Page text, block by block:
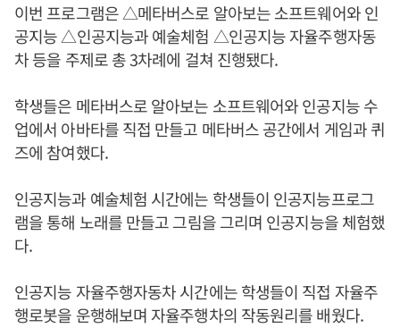
이번 프로그램은 △메타버스로 알아보는 소프트웨어와 인
공지능 △인공지능과 예술체험 △인공지능 자율주행자동
차 등을 주제로 총 3차례에 걸쳐 진행됐다.
학생들은 메타버스로 알아보는 소프트웨어와 인공지능 수
업에서 아바타를 직접 만들고 메타버스 공간에서 게임과 퀴
즈에 참여했다.
인공지능과 예술체험 시간에는 학생들이 인공지능프로그
램을 통해 노래를 만들고 그림을 그리며 인공지능을 체험했
다.
인공지능 자율주행자동차 시간에는 학생들이 직접 자율주
행로봇을 운행해보며 자율주행차의 작동원리를 배웠다.